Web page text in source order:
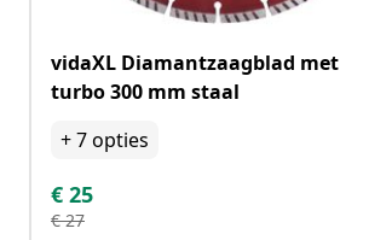
vidaXL Diamantzaagblad met
turbo 300 mm staal
+7opties
€ 25
€ 27